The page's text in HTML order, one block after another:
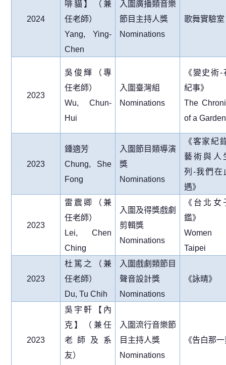
2024
啡貓】（兼
任老師）
Yang, Ying-
Chen
入圍廣播類音樂
節目主持人獎
Nominations
歌舞實驗室
2023
吳俊輝（專
任老師）
Wu, Chun-
Hui
入圍臺灣組
Nominations
《變史術-
紀事》
The
of a Garden
2023
鍾適芳
Chung, She
Fong
入圍節目類導演
獎
Nominations
《客家紀
藝術與人
列 -我們在
遇》
2023
雷震卿（兼
任老師）
Lei, Chen
Ching
入圍及得獎戲劇
剪輯獎
Nominations
《台北女
鑑》
Taipei
2023
杜篤之（兼
任老師）
Du, Tu Chih
入圍戲劇類節目
聲音設計獎
Nominations
《詠晴》
2023
吳宇軒【內
克】（兼任
老師及系
友）
入圍流行音樂節
目主持人獎
Nominations
《告白那